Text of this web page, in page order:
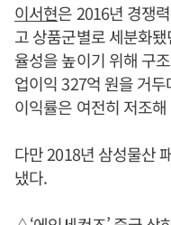
이서현은 2016년 경쟁
고 상품군별로 세분화
율성을 높이기 위해 구
업이익 327억 원을 거
이익률은 여전히 저조
다만 2018년 삼성물산
냈다.